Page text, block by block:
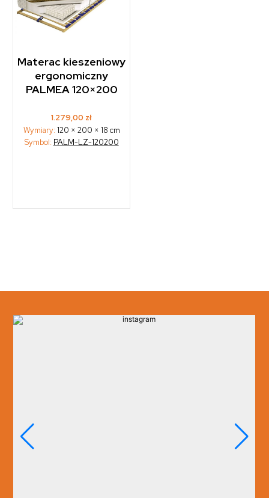
Materac kieszeniowy
ergonomiczny
PALMEA 120×200
1.279,00 zł
Wymiary: 120 × 200 × 18 cm
Symbol: PALM-LZ-120200